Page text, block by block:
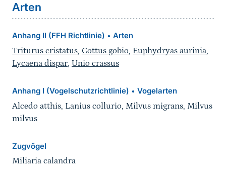
Arten
Anhang II (FFH Richtlinie) • Arten
Triturus cristatus, Cottus gobio, Euphydryas aurinia,
Lycaena dispar, Unio crassus
Anhang I (Vogelschutzrichtlinie) • Vogelarten
Alcedo atthis, Lanius collurio, Milvus migrans, Milvus
milvus
Zugvögel
Miliaria calandra